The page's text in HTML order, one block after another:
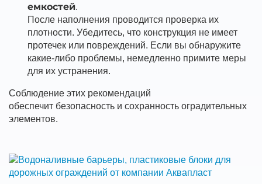
емкостей.
После наполнения проводится проверка их
плотности. Убедитесь, что конструкция не имеет
протечек или повреждений. Если вы обнаружите
какие-либо проблемы, немедленно примите меры
для их устранения.
Соблюдение этих рекомендаций
обеспечит безопасность и сохранность оградительных
элементов.